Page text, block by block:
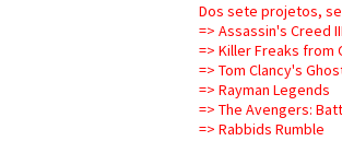
Dos sete projetos,
=> Assassin's Creed III
=> Killer Freaks from
=> Tom Clancy's
=> Rayman Legends
=> The Avengers:
=> Rabbids Rumble